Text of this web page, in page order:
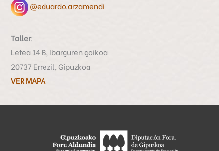
@eduardo.arzamendi
Taller:
Letea 14 B, Ibarguren goikoa
20737 Errezil, Gipuzkoa
VER MAPA